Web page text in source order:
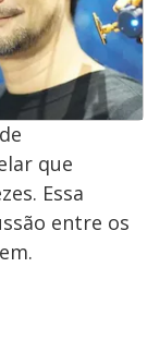
que
Essa
entre os